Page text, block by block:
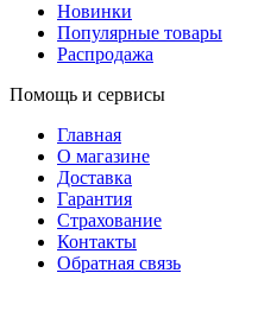
Новинки
Популярные товары
Распродажа
Помощь и сервисы
Главная
О магазине
Доставка
Гарантия
Страхование
Контакты
Обратная связь